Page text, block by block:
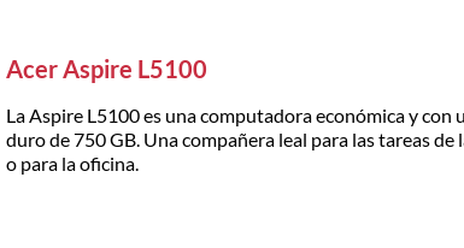
Acer Aspire L5100
La Aspire L5100 es una computadora económica y con
duro de 750 GB. Una compañera leal para las tareas de
o para la oficina.